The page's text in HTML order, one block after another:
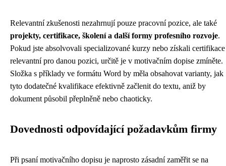
Relevantní zkušenosti nezahrnují pouze pracovní pozice, ale také
projekty, certifikace, školení a další formy profesního rozvoje.
Pokud jste absolvovali specializované kurzy nebo získali certifikace
relevantní pro danou pozici, určitě je v motivačním dopise zmíněte.
Složka s příklady ve formátu Word by měla obsahovat varianty, jak
tyto dodatečné kvalifikace efektivně začlenit do textu, aniž by
dokument působil přeplněně nebo chaoticky.
Dovednosti odpovídající požadavkům firmy
Při psaní motivačního dopisu je naprosto zásadní zaměřit se na